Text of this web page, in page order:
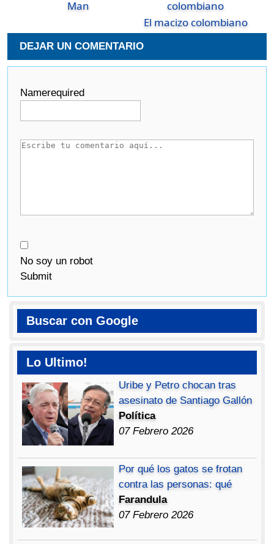
Man
El macizo colombiano
DEJAR UN COMENTARIO
Namerequired
No soy un robot
Submit
Buscar con Google
Lo Ultimo!
Uribe y Petro chocan tras
asesinato de Santiago Gallón
Política
07 Febrero 2026
Por qué los gatos se frotan
contra las personas: qué
Farandula
07 Febrero 2026